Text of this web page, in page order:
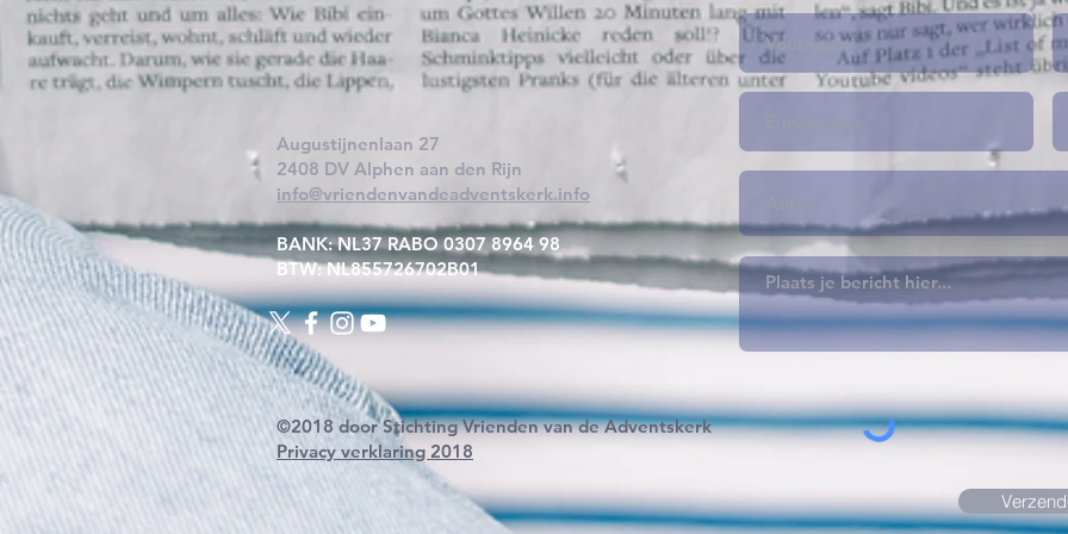
Augustijnenlaan 27
2408 DV Alphen aan den Rijn
info@vriendenvandeadventskerk.info
BANK: NL37 RABO 0307 8964 98
BTW: NL855726702B01
©2018 door Stichting Vrienden van de Adventskerk
Privacy verklaring 2018